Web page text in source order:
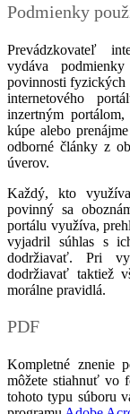
Podmienky
Prevádzkovateľ
vydáva
povinnosti fyzických
internetového
inzertným
kúpe alebo
odborné články z
úverov.
Každý, kto
povinný sa
portálu využíva,
vyjadril súhlas s
dodržiavať. Pri
dodržiavať taktiež
morálne pravidlá.
PDF
Kompletné znenie
môžete stiahnuť vo
tohoto typu súboru